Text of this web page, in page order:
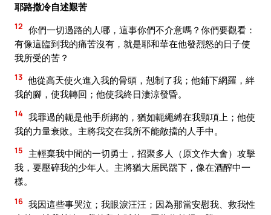
耶路撒冷自述艱苦
12 你們一切過路的人哪，這事你們不介意嗎？你們要觀看：
有像這臨到我的痛苦沒有，就是耶和華在他發烈怒的日子使
我所受的苦？
13 他從高天使火進入我的骨頭，剋制了我；他鋪下網羅，絆
我的腳，使我轉回；他使我終日淒涼發昏。
14 我罪過的軛是他手所綁的，猶如軛繩縛在我頸項上；他使
我的力量衰敗。主將我交在我所不能敵擋的人手中。
15
主輕棄我中間的一切勇士，招聚多人（原文作大會）攻擊
我，要壓碎我的少年人。主將猶大居民踹下，像在酒醡中一
樣。
16 我因這些事哭泣；我眼淚汪汪；因為那當安慰我、救我性